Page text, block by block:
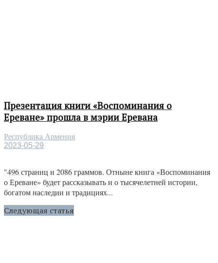
Презентация книги «Воспоминания о
Ереване» прошла в мэрии Еревана
Республика Армения
2023-05-29
"496 страниц и 2086 граммов. Отныне книга «Воспоминания
о Ереване» будет рассказывать и о тысячелетней истории,
богатом наследии и традициях...
Следующая статья